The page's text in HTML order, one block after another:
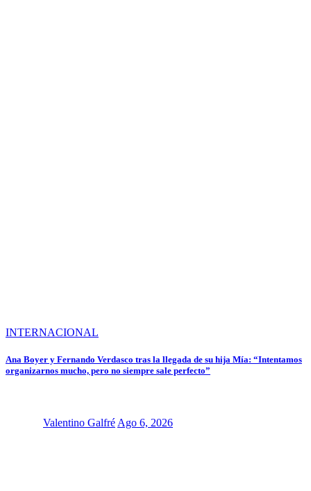
INTERNACIONAL
Ana Boyer y Fernando Verdasco tras la llegada de su hija Mía: “Intentamos
organizarnos mucho, pero no siempre sale perfecto”
Valentino Galfré Ago 6, 2026